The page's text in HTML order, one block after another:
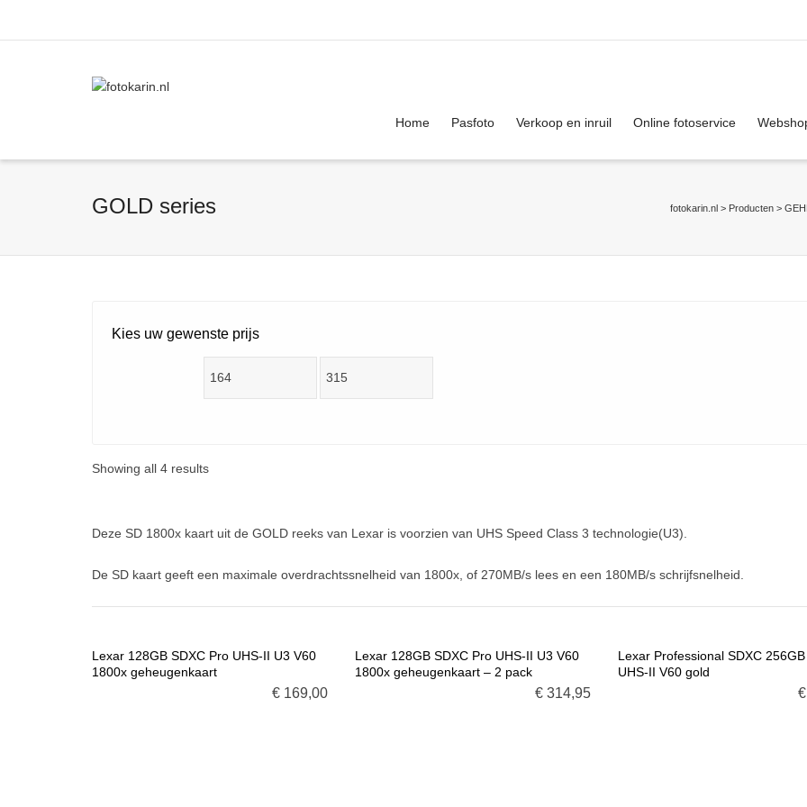
I'm looking for product in a size size . Show me the colour items.
Home Pasfoto Verkoop en inruil Online fotoservice
GOLD series fotokarin.nl > Producten >
Kies uw gewenste prijs
Showing all 4 results
Deze SD 1800x kaart uit de GOLD reeks van Lexar is voorzien van UHS Speed Class 3 technologie(U3).
De SD kaart geeft een maximale overdrachtssnelheid van 1800x, of 270MB/s lees en een 180MB/s schrijfsnelheid.
Lexar 128GB SDXC Pro UHS-II U3 V60
1800x geheugenkaart
€ 169,00
Lexar 128GB SDXC Pro UHS-II U3 V60
1800x geheugenkaart – 2 pack
€ 314,95
Lexar Professional SDXC
UHS-II V60 gold
€